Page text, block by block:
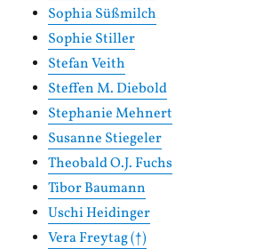
Sophia Süßmilch
Sophie Stiller
Stefan Veith
Steffen M. Diebold
Stephanie Mehnert
Susanne Stiegeler
Theobald O.J. Fuchs
Tibor Baumann
Uschi Heidinger
Vera Freytag (†)